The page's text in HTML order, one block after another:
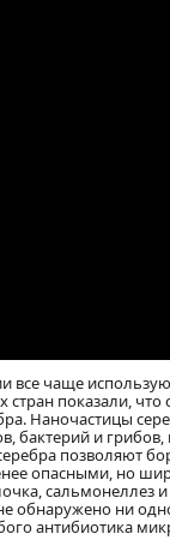
все чаще
показали,
Наночастицы
бактерий и
позволяют
опасными, но
сальмонеллез
обнаружено ни
антибиотика